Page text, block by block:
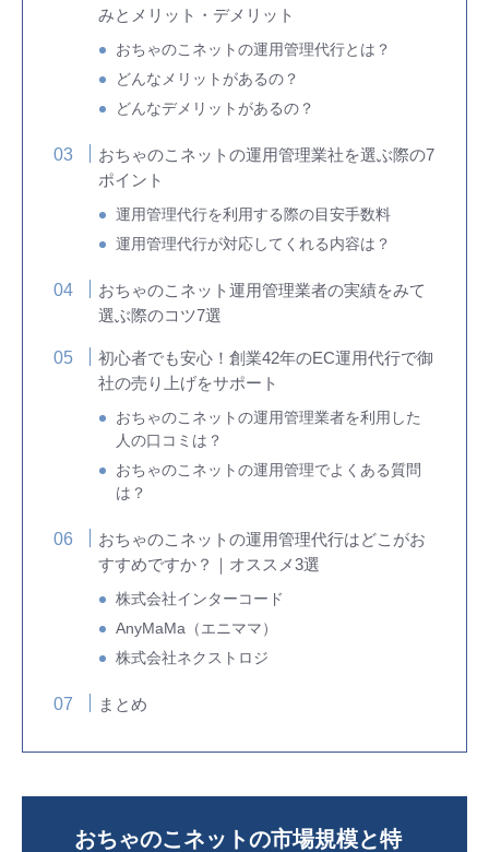
みとメリット・デメリット
おちゃのこネットの運用管理代行とは？
どんなメリットがあるの？
どんなデメリットがあるの？
おちゃのこネットの運用管理業社を選ぶ際の7
ポイント
運用管理代行を利用する際の目安手数料
運用管理代行が対応してくれる内容は？
おちゃのこネット運用管理業者の実績をみて
選ぶ際のコツ7選
初心者でも安心！創業42年のEC運用代行で御
社の売り上げをサポート
おちゃのこネットの運用管理業者を利用した
人の口コミは？
おちゃのこネットの運用管理でよくある質問
は？
おちゃのこネットの運用管理代行はどこがお
すすめですか？｜オススメ3選
株式会社インターコード
AnyMaMa（エニママ）
株式会社ネクストロジ
まとめ
おちゃのこネットの市場規模と特